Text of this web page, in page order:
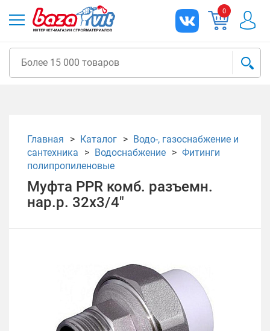
0
Главная Каталог
Водо-, газоснабжение и
сантехника
Водоснабжение
Фитинги
полипропиленовые
Муфта PPR комб. разъемн.
нар.р. 32х3/4"